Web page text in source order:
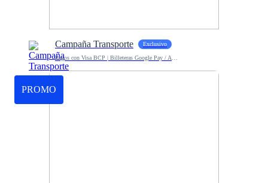
Campaña Transporte Exclusivo
PROMO